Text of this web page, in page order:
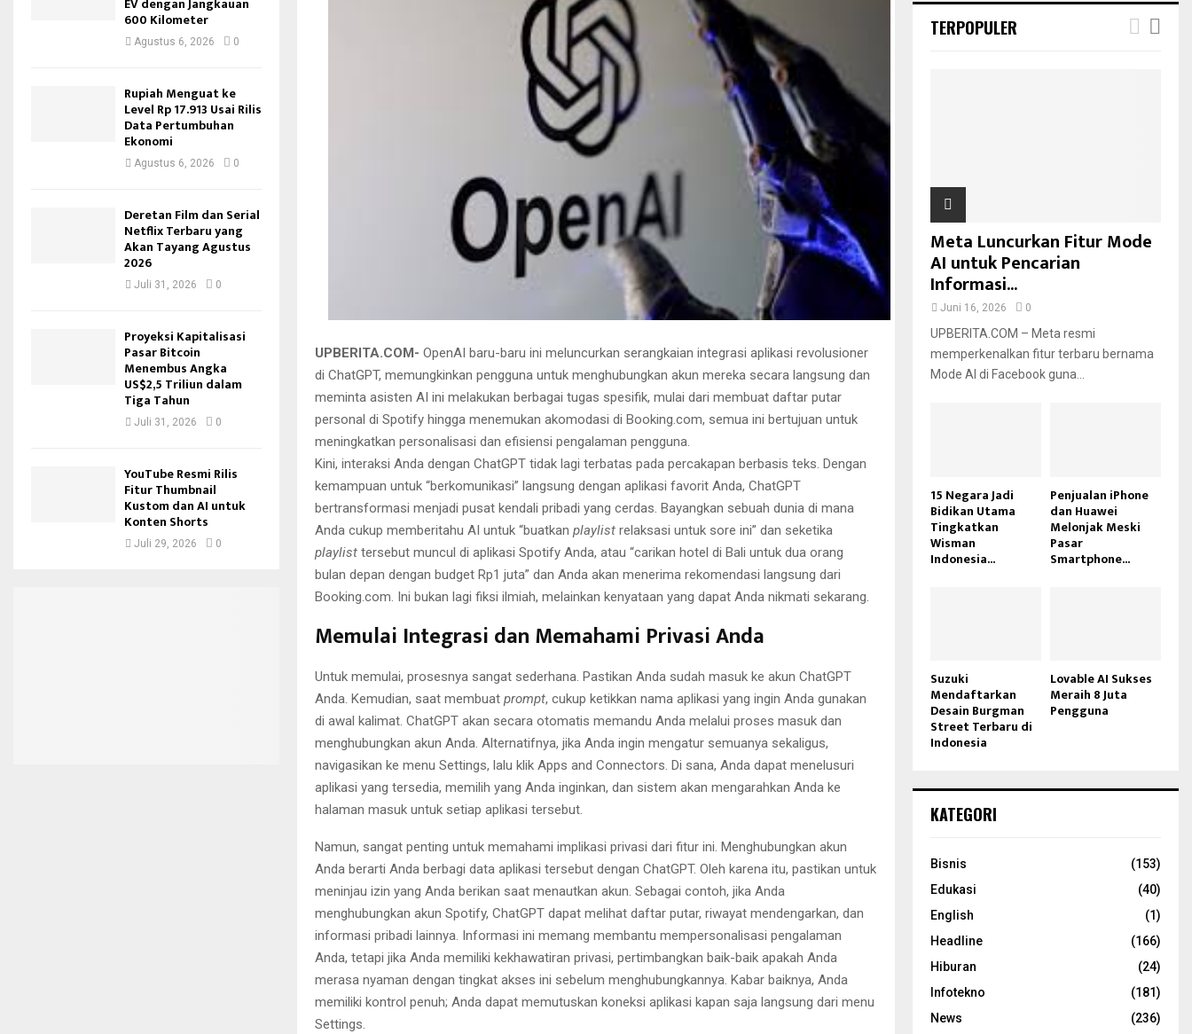
UPBERITA.COM- OpenAI baru-baru ini meluncurkan serangkaian integrasi aplikasi revolusioner
di ChatGPT, memungkinkan pengguna untuk menghubungkan akun mereka secara langsung dan
meminta asisten AI ini melakukan berbagai tugas spesifik, mulai dari membuat daftar putar
personal di Spotify hingga menemukan akomodasi di Booking.com, semua ini bertujuan untuk
meningkatkan personalisasi dan efisiensi pengalaman pengguna.
Kini, interaksi Anda dengan ChatGPT tidak lagi terbatas pada percakapan berbasis teks. Dengan
kemampuan untuk “berkomunikasi” langsung dengan aplikasi favorit Anda, ChatGPT
bertransformasi menjadi pusat kendali pribadi yang cerdas. Bayangkan sebuah dunia di mana
Anda cukup memberitahu AI untuk “buatkan playlist relaksasi untuk sore ini” dan seketika
playlist tersebut muncul di aplikasi Spotify Anda, atau “carikan hotel di Bali untuk dua orang
bulan depan dengan budget Rp1 juta” dan Anda akan menerima rekomendasi langsung dari
Booking.com. Ini bukan lagi fiksi ilmiah, melainkan kenyataan yang dapat Anda nikmati sekarang.
Memulai Integrasi dan Memahami Privasi Anda
Untuk memulai, prosesnya sangat sederhana. Pastikan Anda sudah masuk ke akun ChatGPT
Anda. Kemudian, saat membuat prompt, cukup ketikkan nama aplikasi yang ingin Anda gunakan
di awal kalimat. ChatGPT akan secara otomatis memandu Anda melalui proses masuk dan
menghubungkan akun Anda. Alternatifnya, jika Anda ingin mengatur semuanya sekaligus,
navigasikan ke menu Settings, lalu klik Apps and Connectors. Di sana, Anda dapat menelusuri
aplikasi yang tersedia, memilih yang Anda inginkan, dan sistem akan mengarahkan Anda ke
halaman masuk untuk setiap aplikasi tersebut.
Namun, sangat penting untuk memahami implikasi privasi dari fitur ini. Menghubungkan akun
Anda berarti Anda berbagi data aplikasi tersebut dengan ChatGPT. Oleh karena itu, pastikan untuk
meninjau izin yang Anda berikan saat menautkan akun. Sebagai contoh, jika Anda
menghubungkan akun Spotify, ChatGPT dapat melihat daftar putar, riwayat mendengarkan, dan
informasi pribadi lainnya. Informasi ini memang membantu mempersonalisasi pengalaman
Anda, tetapi jika Anda memiliki kekhawatiran privasi, pertimbangkan baik-baik apakah Anda
merasa nyaman dengan tingkat akses ini sebelum menghubungkannya. Kabar baiknya, Anda
memiliki kontrol penuh; Anda dapat memutuskan koneksi aplikasi kapan saja langsung dari menu
Settings.
600 Kilometer
Agustus 6, 2026 0
Rupiah Menguat ke
Level Rp 17.913 Usai Rilis
Data Pertumbuhan
Ekonomi
Agustus 6, 2026 0
Deretan Film dan Serial
Netflix Terbaru yang
Akan Tayang Agustus
2026
Juli 31, 2026 0
Proyeksi Kapitalisasi
Pasar Bitcoin
Menembus Angka
US$2,5 Triliun dalam
Tiga Tahun
Juli 31, 2026 0
YouTube Resmi Rilis
Fitur Thumbnail
Kustom dan AI untuk
Konten Shorts
Juli 29, 2026 0
TERPOPULER
Meta Luncurkan Fitur Mode
AI untuk Pencarian
Informasi...
Juni 16, 2026 0
UPBERITA.COM – Meta resmi
memperkenalkan fitur terbaru bernama
Mode AI di Facebook guna...
15 Negara Jadi
Bidikan Utama
Tingkatkan
Wisman
Indonesia...
Penjualan iPhone
dan Huawei
Melonjak Meski
Pasar
Smartphone...
Suzuki
Mendaftarkan
Desain Burgman
Street Terbaru di
Indonesia
Lovable AI Sukses
Meraih 8 Juta
Pengguna
KATEGORI
Bisnis
(153)
Edukasi
(40)
English
(1)
Headline
(166)
Hiburan
(24)
Infotekno
(181)
News
(236)